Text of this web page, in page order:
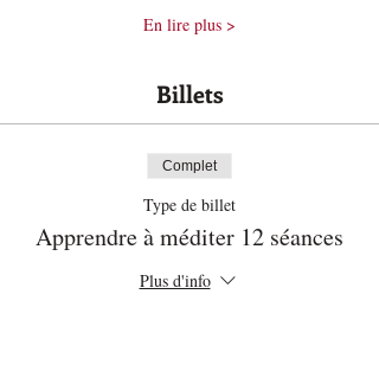
En lire plus >
Billets
Complet
Type de billet
Apprendre à méditer 12 séances
Plus d'info